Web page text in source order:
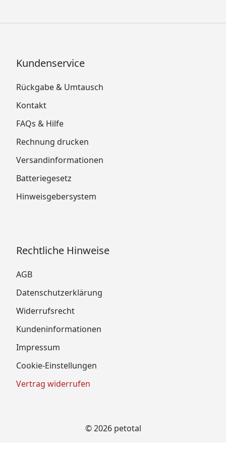
Kundenservice
Rückgabe & Umtausch
Kontakt
FAQs & Hilfe
Rechnung drucken
Versandinformationen
Batteriegesetz
Hinweisgebersystem
Rechtliche Hinweise
AGB
Datenschutzerklärung
Widerrufsrecht
Kundeninformationen
Impressum
Cookie-Einstellungen
Vertrag widerrufen
© 2026 petotal